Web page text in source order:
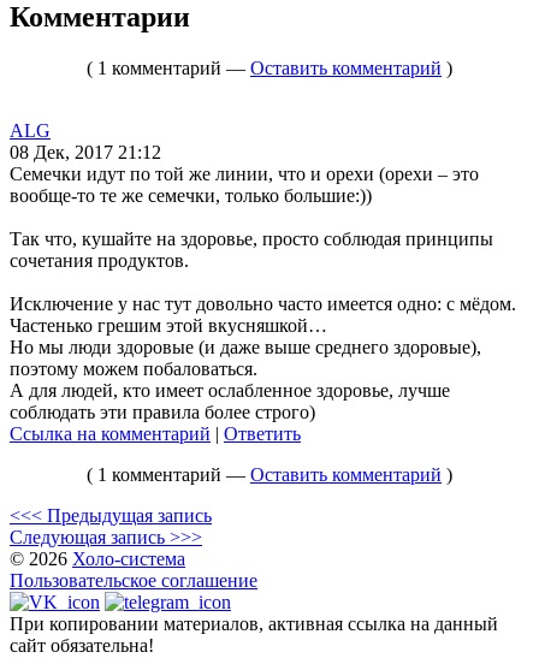
Комментарии
( 1 комментарий — Оставить комментарий )
ALG
08 Дек, 2017 21:12
Семечки идут по той же линии, что и орехи (орехи – это
вообще-то те же семечки, только большие:))
Так что, кушайте на здоровье, просто соблюдая принципы
сочетания продуктов.
Исключение у нас тут довольно часто имеется одно: с мёдом.
Частенько грешим этой вкусняшкой…
Но мы люди здоровые (и даже выше среднего здоровые),
поэтому можем побаловаться.
А для людей, кто имеет ослабленное здоровье, лучше
соблюдать эти правила более строго)
Ссылка на комментарий | Ответить
( 1 комментарий — Оставить комментарий )
<<< Предыдущая запись
Следующая запись >>>
© 2026 Холо-система
Пользовательское соглашение
При копировании материалов, активная ссылка на данный
сайт обязательна!